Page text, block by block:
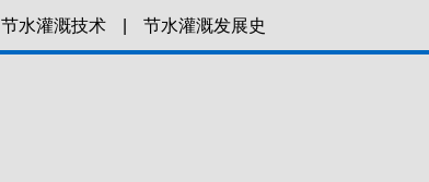
节水灌溉技术 节水灌溉发展史